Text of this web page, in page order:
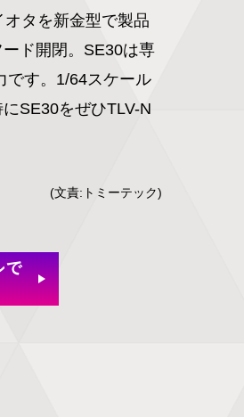
タを新金型で製品
ド開閉。SE30は専
です。1/64スケール
SE30をぜひTLV-N
(文責:トミーテック)